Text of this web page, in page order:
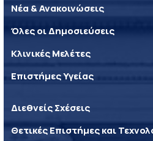
Νέα & Ανακοινώσεις
Όλες οι Δημοσιεύσεις
Κλινικές Μελέτες
Επιστήμες Υγείας
Διεθνείς Σχέσεις
Θετικές Επιστήμες και